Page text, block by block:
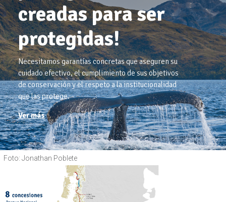
creadas para ser
protegidas!
Necesitamos garantías concretas que aseguren su
cuidado efectivo, el cumplimiento de sus objetivos
de conservación y el respeto a la institucionalidad
que las protege.
Ver más
Foto: Jonathan Poblete